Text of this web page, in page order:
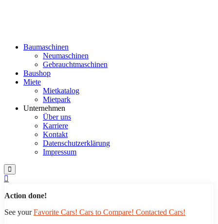
Baumaschinen
Neumaschinen
Gebrauchtmaschinen
Baushop
Miete
Mietkatalog
Mietpark
Unternehmen
Über uns
Karriere
Kontakt
Datenschutzerklärung
Impressum
Action done!
See yourFavorite Cars! Cars to Compare! Contacted Cars!